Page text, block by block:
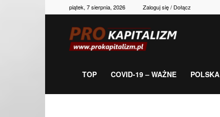
piątek, 7 sierpnia, 2026 Zaloguj się / Dołącz
gospodarka,
TOP COVID-19 – WAŻNE POLSKA